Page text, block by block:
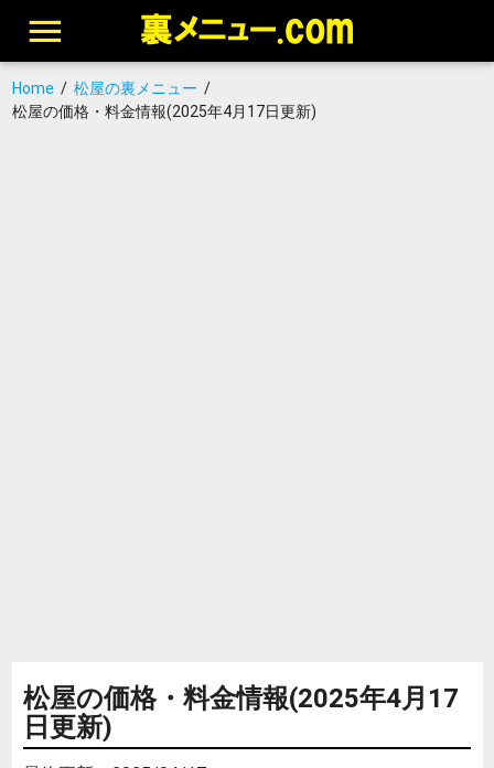
Home/ 松屋の裏メニュー /
松屋の価格・料金情報(2025年4月17日更新)
松屋の価格・料金情報(2025年4月17
日更新)